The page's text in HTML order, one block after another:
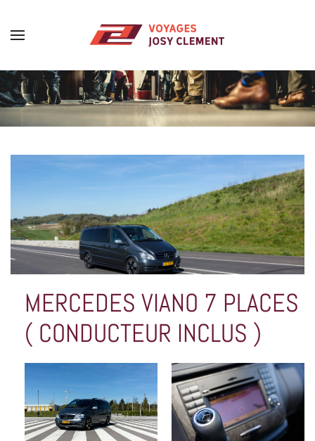
Skip to main content
MERCEDES VIANO 7 PLACES
( CONDUCTEUR INCLUS )